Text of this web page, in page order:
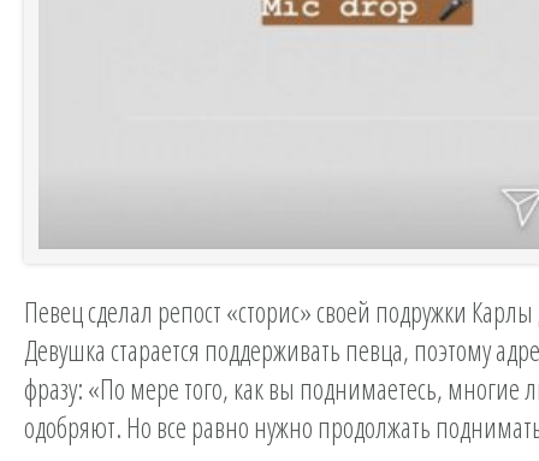
Певец сделал репост «сторис» своей подружки
Девушка старается поддерживать певца, поэтому
фразу: «По мере того, как вы поднимаетесь, многие
одобряют. Но все равно нужно продолжать